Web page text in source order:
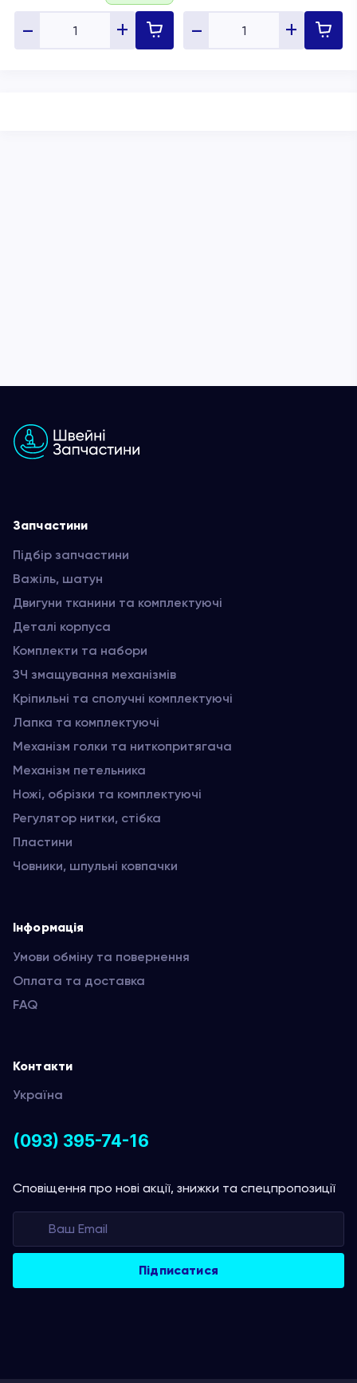
Запчастини
Підбір запчастини
Важіль, шатун
Двигуни тканини та комплектуючі
Деталі корпуса
Комплекти та набори
ЗЧ змащування механізмів
Кріпильні та сполучні комплектуючі
Лапка та комплектуючі
Механізм голки та ниткопритягача
Механізм петельника
Ножі, обрізки та комплектуючі
Регулятор нитки, стібка
Пластини
Човники, шпульні ковпачки
Інформація
Умови обміну та повернення
Оплата та доставка
FAQ
Контакти
Україна
(093) 395-74-16
Сповіщення про нові акції, знижки та спецпропозиції